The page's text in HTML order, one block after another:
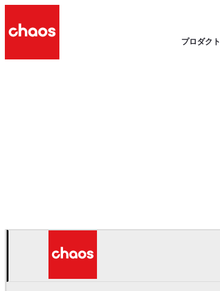
プロダクト